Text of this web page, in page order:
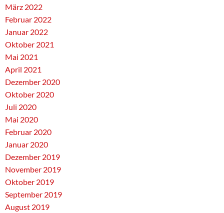
März 2022
Februar 2022
Januar 2022
Oktober 2021
Mai 2021
April 2021
Dezember 2020
Oktober 2020
Juli 2020
Mai 2020
Februar 2020
Januar 2020
Dezember 2019
November 2019
Oktober 2019
September 2019
August 2019